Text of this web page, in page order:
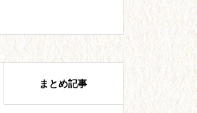
時間高収入の代償。
まとめ記事